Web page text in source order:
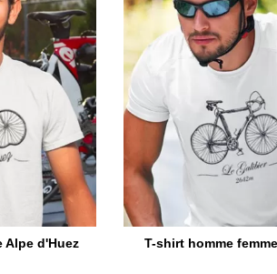
Alpe d'Huez T-shirt homme